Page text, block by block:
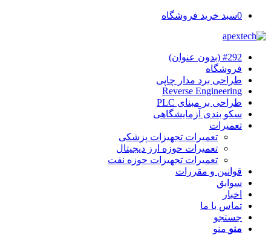
0سبد خرید فروشگاه
#292 (بدون عنوان)
فروشگاه
طراحی برد مدار چاپی
Reverse Engineering
طراحی بر مبنای PLC
سکو بندی آزمایشگاهی
تعمیرات
تعمیرات تجهیزات پزشکی
تعمیرات حوزه ارز دیجیتال
تعمیرات تجهیزات حوزه نفت
قوانین و مقررات
سوابق
اخبار
تماس با ما
جستجو
منو منو